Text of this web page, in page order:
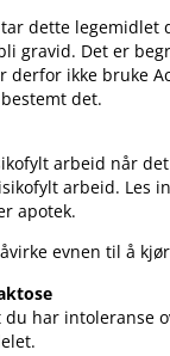
dette
gravid. Det er
ikke bruke
det.
arbeid når
arbeid. Les
apotek.
evnen til å
har intoleranse